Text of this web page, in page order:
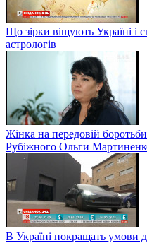
Що зірки віщують Україні і
астрологів
Жінка на передовій боротьби
Рубіжного Ольги
В Україні покращать умови